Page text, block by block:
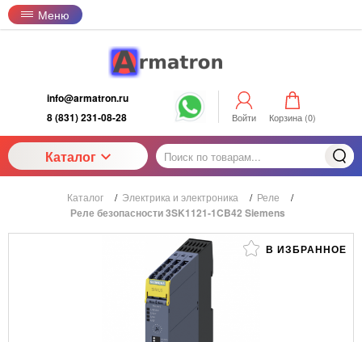
Меню
info@armatron.ru
8 (831) 231-08-28
Войти Корзина (0)
Каталог
Каталог / Электрика и электроника / Реле /
Реле безопасности 3SK1121-1CB42 Siemens
В ИЗБРАННОЕ